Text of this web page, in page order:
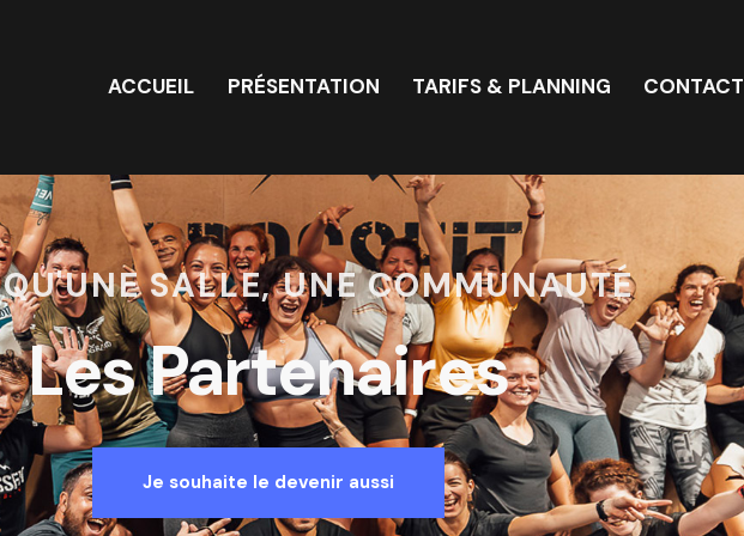
ACCUEIL PRÉSENTATION TARIFS & PLANNING CONTACT
ACCUEIL PRÉSENTATION TARIFS & PLANNING
SALLE, UNE COMMUNAUTÉ
Les Partenaires
Je souhaite le devenir aussi